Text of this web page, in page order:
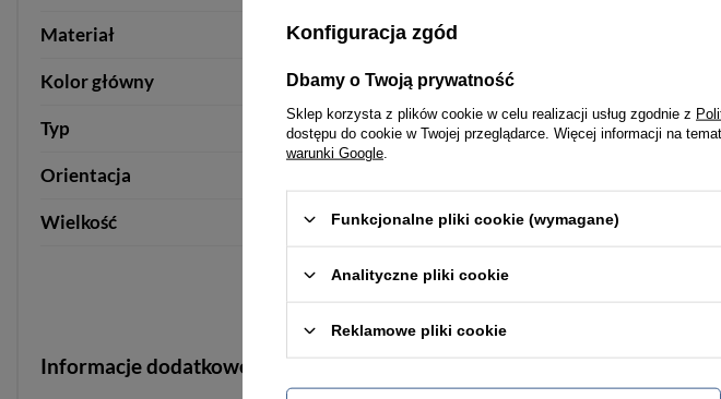
Materiał skóra ekologiczna
Kolor główny multicolor
Typ portfel portfel
Orientacja
Wielkość duża
Informacje dodatkowe
Konfiguracja zgód
Dbamy o Twoją prywatność
Sklep korzysta z plików cookie w celu realizacji usług zgodnie z
dostępu do cookie w Twojej przeglądarce. Więcej informacji na
warunki Google
Funkcjonalne pliki cookie (wymagane)
Analityczne pliki cookie
Reklamowe pliki cookie